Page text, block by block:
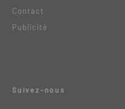
Contact
Publicité
Suivez-nous